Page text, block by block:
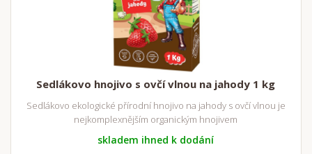
Sedlákovo hnojivo s ovčí vlnou na jahody 1 kg
Sedlákovo ekologické přírodní hnojivo na jahody s ovčí vlnou je
nejkomplexnějším organickým hnojivem
skladem ihned k dodání